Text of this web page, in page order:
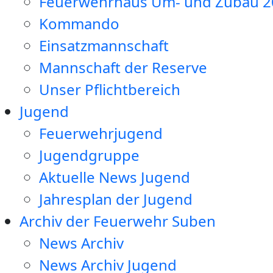
Kommando
Einsatzmannschaft
Mannschaft der Reserve
Unser Pflichtbereich
Jugend
Feuerwehrjugend
Jugendgruppe
Aktuelle News Jugend
Jahresplan der Jugend
Archiv der Feuerwehr Suben
News Archiv
News Archiv Jugend